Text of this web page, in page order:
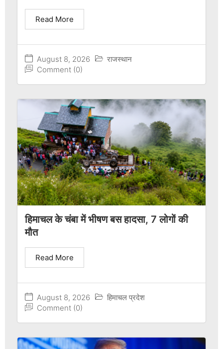
August 8, 2026
राजस्थान
Comment (0)
Read More
हिमाचल के चंबा में भीषण बस हादसा, 7 लोगों की
मौत
August 8, 2026
हिमाचल प्रदेश
Comment (0)
Read More